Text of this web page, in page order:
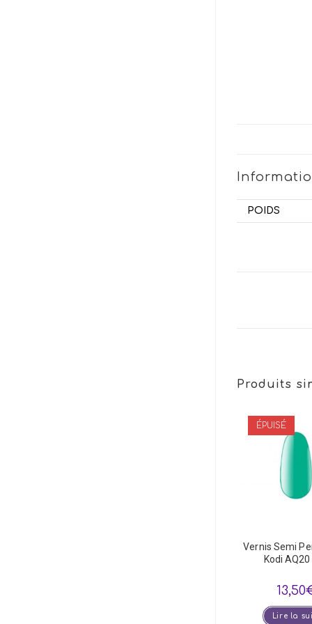
POIDS
Produits
ÉPUISÉ
Vernis Semi
Kodi AQ20
13,50
Lire la